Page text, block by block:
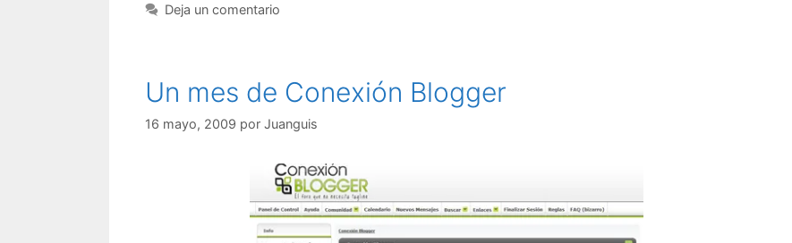
Deja un comentario
Un mes de Conexión Blogger
16 mayo, 2009 por Juanguis